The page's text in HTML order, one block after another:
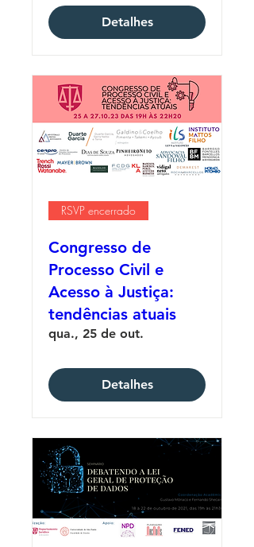
Detalhes
RSVP encerrado
Congresso de
Processo Civil e
Acesso à Justiça:
tendências atuais
qua., 25 de out.
Detalhes